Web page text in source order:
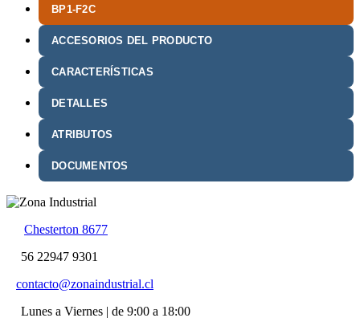
BP1-F2C
ACCESORIOS DEL PRODUCTO
CARACTERÍSTICAS
DETALLES
ATRIBUTOS
DOCUMENTOS
Chesterton 8677
56 22947 9301
contacto@zonaindustrial.cl
Lunes a Viernes | de 9:00 a 18:00